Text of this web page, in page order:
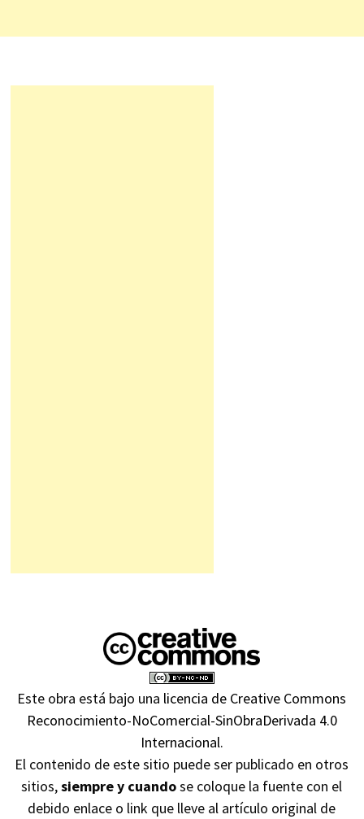
Este obra está bajo una licencia de Creative Commons
Reconocimiento-NoComercial-SinObraDerivada 4.0
Internacional.
El contenido de este sitio puede ser publicado en otros
sitios,siempre y cuandose coloque la fuente con el
debido enlace o link que lleve al artículo original de